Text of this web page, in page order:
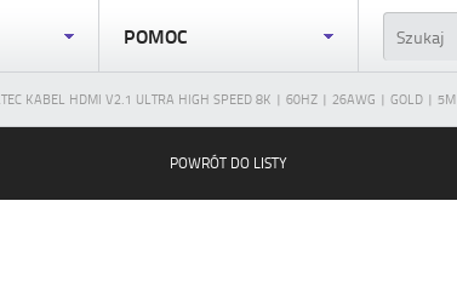
POMOC
KABEL HDMI V2.1 ULTRA HIGH SPEED 8K | 60HZ | 26AWG | GOLD | 5M
POWRÓT DO LISTY